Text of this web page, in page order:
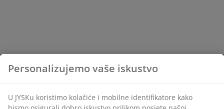
Personalizujemo vaše iskustvo
U JYSKu koristimo kolačiće i mobilne identifikatore kako